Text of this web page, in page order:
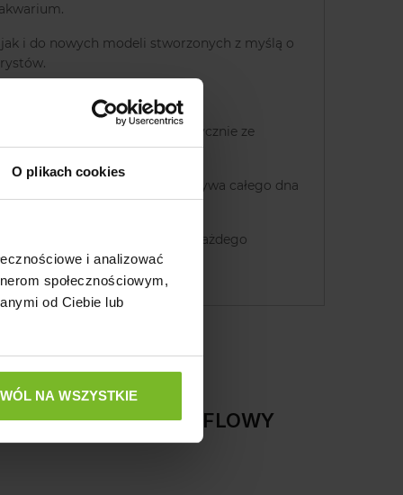
O plikach cookies
i analizować
społecznościowym,
od Ciebie lub
NA WSZYSTKIE
i do nowych modeli stworzonych z myślą o
bryłę, łącząc się estetycznie ze
a jednocześnie nie pokrywa całego dna
elegancki element wystroju każdego
CM DĄB TRUFLOWY